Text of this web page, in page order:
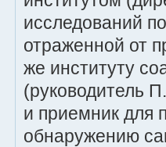
исследований
отраженной от
же институту
(руководитель
и приемник для
обнаружению